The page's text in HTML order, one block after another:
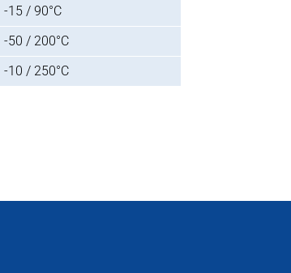
-15 / 90°C
-50 / 200°C
-10 / 250°C